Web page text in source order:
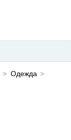
Одежда